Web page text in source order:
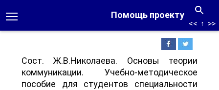
Помощь проекту
<< ↑ >>
Сост. Ж.В.Николаева. Основы теории
коммуникации. Учебно-методическое
пособие для студентов специальности